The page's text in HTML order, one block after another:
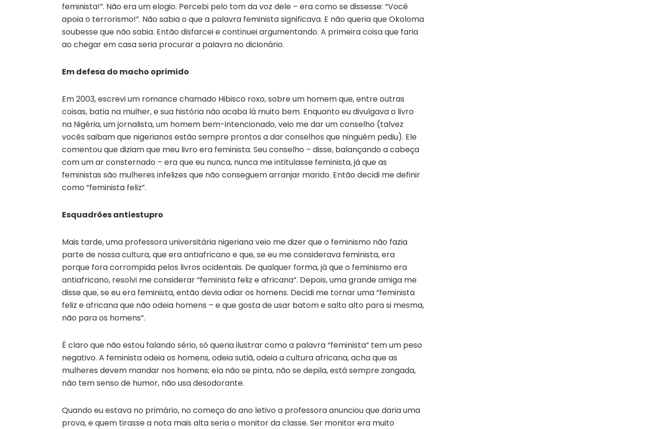
feminista!”. Não era um elogio. Percebi pelo tom da voz dele – era como se dissesse: “Você
apoia o terrorismo!”. Não sabia o que a palavra feminista significava. E não queria que Okoloma
soubesse que não sabia. Então disfarcei e continuei argumentando. A primeira coisa que faria
ao chegar em casa seria procurar a palavra no dicionário.
Em defesa do macho oprimido
Em 2003, escrevi um romance chamado Hibisco roxo, sobre um homem que, entre outras
coisas, batia na mulher, e sua história não acaba lá muito bem. Enquanto eu divulgava o livro
na Nigéria, um jornalista, um homem bem-intencionado, veio me dar um conselho (talvez
vocês saibam que nigerianos estão sempre prontos a dar conselhos que ninguém pediu). Ele
comentou que diziam que meu livro era feminista. Seu conselho – disse, balançando a cabeça
com um ar consternado – era que eu nunca, nunca me intitulasse feminista, já que as
feministas são mulheres infelizes que não conseguem arranjar marido. Então decidi me definir
como “feminista feliz”.
Esquadrões antiestupro
Mais tarde, uma professora universitária nigeriana veio me dizer que o feminismo não fazia
parte de nossa cultura, que era antiafricano e que, se eu me considerava feminista, era
porque fora corrompida pelos livros ocidentais. De qualquer forma, já que o feminismo era
antiafricano, resolvi me considerar “feminista feliz e africana”. Depois, uma grande amiga me
disse que, se eu era feminista, então devia odiar os homens. Decidi me tornar uma “feminista
feliz e africana que não odeia homens – e que gosta de usar batom e salto alto para si mesma,
não para os homens”.
É claro que não estou falando sério, só queria ilustrar como a palavra “feminista” tem um peso
negativo. A feminista odeia os homens, odeia sutiã, odeia a cultura africana, acha que as
mulheres devem mandar nos homens; ela não se pinta, não se depila, está sempre zangada,
não tem senso de humor, não usa desodorante.
Quando eu estava no primário, no começo do ano letivo a professora anunciou que daria uma
prova, e quem tirasse a nota mais alta seria o monitor da classe. Ser monitor era muito